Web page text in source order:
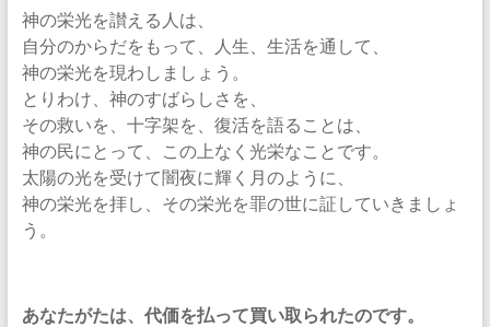
神の栄光を讃える人は、
自分のからだをもって、人生、生活を通して、
神の栄光を現わしましょう。
とりわけ、神のすばらしさを、
その救いを、十字架を、復活を語ることは、
神の民にとって、この上なく光栄なことです。
太陽の光を受けて闇夜に輝く月のように、
神の栄光を拝し、その栄光を罪の世に証していきましょ
う。
あなたがたは、代価を払って買い取られたのです。